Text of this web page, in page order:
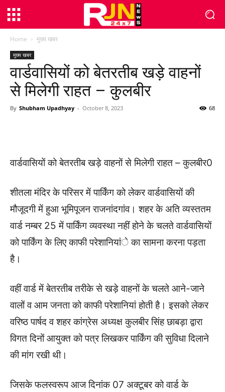
Home मुख्य खबर
मुख्य खबर
वार्डवासियों को बेतरतीब खड़े वाहनों
से मिलेगी राहत – कुलबीर
By Shubham Upadhyay - October 8, 2023 68
वार्डवासियों को बेतरतीब खड़े वाहनों से मिलेगी राहत – कुलबीर0
शीतला मंदिर के परिसर में पार्किंग को लेकर वार्डवासियों की
मौजूदगी में हुआ भूमिपूजन राजनांदगांव। शहर के अति व्यस्ततम
वार्ड नम्बर 25 में पार्किंग व्यवस्था नहीं होने के चलते वार्डवासियों
को पार्किंग के लिए काफी परेशानियांे का सामना करना पड़ता
है।
वहीं वार्ड में बेतरतीब तरीके से खड़े वाहनों के चलते आने-जाने
वालों व आम जनता को काफी परेशानियां होती है। इसको लेकर
वरिष्ठ पार्षद व शहर कांग्रेस अध्यक्ष कुलबीर सिंह छाबड़ा द्वारा
विगत दिनों आयुक्त को पत्र लिखकर पार्किंग की सुविधा दिलाने
की मांग रखी थी।
जिसके फलस्वरूप आज दिनांक 07 अक्टूबर को वार्ड के